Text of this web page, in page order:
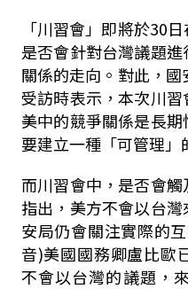
「川習會」即將於30
是否會針對台灣議題
關係的走向。對此，
受訪時表示，本次川
美中的競爭關係是長
要建立一種「可管理」
而川習會中，是否會
指出，美方不會以台
安局仍會關注實際的
音)美國國務卿盧比歐
不會以台灣的議題，